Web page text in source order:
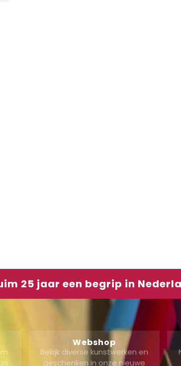
25 jaar een begrip in
Webshop
Bekijk diverse kunstwerken en
geschenken in onze nieuwe